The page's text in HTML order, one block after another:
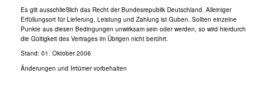
Es gilt ausschließlich das Recht der Bundesrepublik Deutschland. Alleiniger
Erfüllungsort für Lieferung, Leistung und Zahlung ist Guben. Sollten einzelne
Punkte aus diesen Bedingungen unwirksam sein oder werden, so wird hierdurch
die Gültigkeit des Vertrages im Übrigen nicht berührt.
Stand: 01. Oktober 2006
Änderungen und Irrtümer vorbehalten